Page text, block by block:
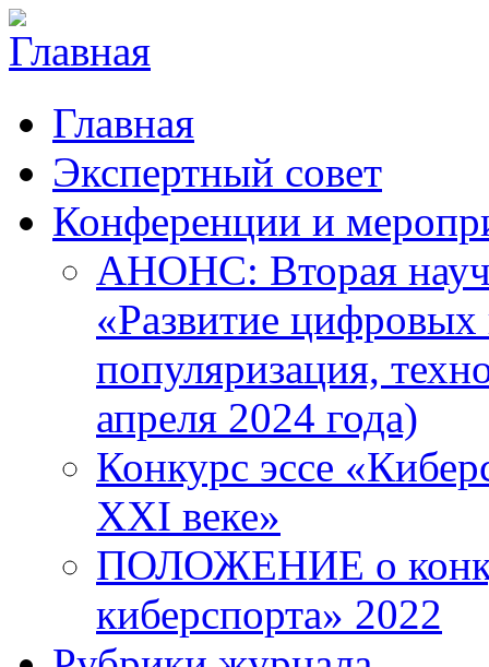
Главная
Экспертный совет
Конференции и
АНОНС: Вторая
«Развитие цифровых
популяризация,
апреля 2024 года)
Конкурс эссе
XXI веке»
ПОЛОЖЕНИЕ о
киберспорта» 2022